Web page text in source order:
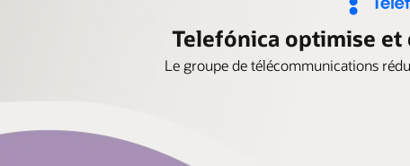
Telefónica optimise et
Le groupe de télécommunications